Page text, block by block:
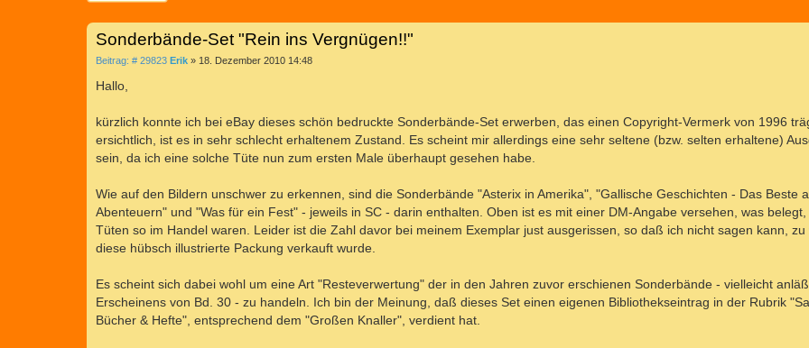
Sonderbände-Set "Rein ins Vergnügen!!"
Beitrag: # 29823B
a
g
Erik » 18. Dezember 2010 14:48
Hallo,
kürzlich konnte ich bei eBay dieses schön bedruckte Sonderbände-Set erwerben, das einen Copyright-Vermerk von 1996
ersichtlich, ist es in sehr schlecht erhaltenem Zustand. Es scheint mir allerdings eine sehr seltene (bzw. selten erhaltene)
sein, da ich eine solche Tüte nun zum ersten Male überhaupt gesehen habe.
Wie auf den Bildern unschwer zu erkennen, sind die Sonderbände "Asterix in Amerika", "Gallische Geschichten - Das Beste
Abenteuern" und "Was für ein Fest" - jeweils in SC - darin enthalten. Oben ist es mit einer DM-Angabe versehen, was
Tüten so im Handel waren. Leider ist die Zahl davor bei meinem Exemplar just ausgerissen, so daß ich nicht sagen kann, zu
diese hübsch illustrierte Packung verkauft wurde.
Es scheint sich dabei wohl um eine Art "Resteverwertung" der in den Jahren zuvor erschienen Sonderbände - vielleicht
Erscheinens von Bd. 30 - zu handeln. Ich bin der Meinung, daß dieses Set einen eigenen Bibliothekseintrag in der Rubrik
Bücher & Hefte", entsprechend dem "Großen Knaller", verdient hat.